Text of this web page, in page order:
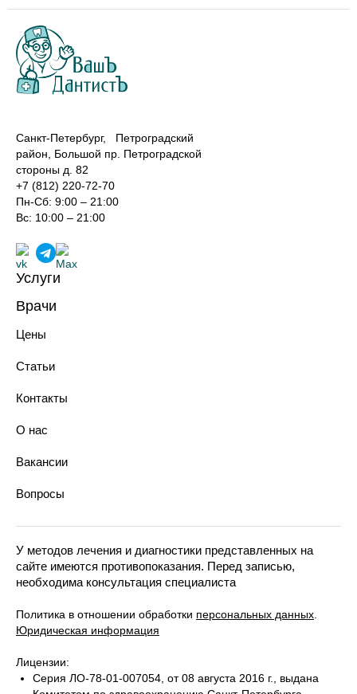
Санкт-Петербург, Петроградский
район, Большой пр. Петроградской
стороны д. 82
+7 (812) 220-72-70
Пн-Сб: 9:00 – 21:00
Вс: 10:00 – 21:00
Услуги
Лечение зубов
Реставрация зубов
Профилактика зубов
Протезирование зубов
Ортодонтия
Парадонтология лечения
Костультация у стоматолога
Врачи
Ортопеды
Ортодонты
Цены
Статьи
Контакты
О нас
Вакансии
Вопросы
У методов лечения и диагностики представленных на
сайте имеются противопоказания. Перед записью,
необходима консультация специалиста
Политика в отношении обработки персональных данных
Юридическая информация
Лицензии:
Серия ЛО-78-01-007054, от 08 августа 2016 г., выдана